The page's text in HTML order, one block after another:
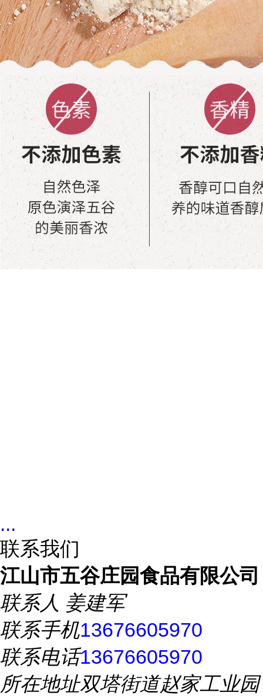
...
联系我们
江山市五谷庄园食品有限公司
联系人 姜建军
联系手机13676605970
联系电话13676605970
所在地址双塔街道赵家工业园